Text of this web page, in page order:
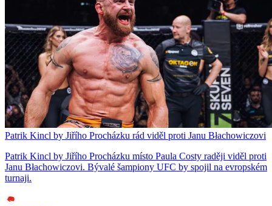
Patrik Kincl by Jiřího Procházku rád viděl proti Janu Błachowiczovi
Patrik Kincl by Jiřího Procházku místo Paula Costy raději viděl proti
Janu Błachowiczovi. Bývalé šampiony UFC by spojil na evropském
turnaji.